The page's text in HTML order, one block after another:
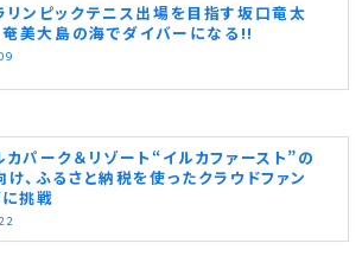
リンピックテニス出場を目指す坂口竜太
奄美大島の海でダイバーになる!!
パーク＆リゾート“イルカファースト”の
、ふるさと納税を使ったクラウドファン
挑戦